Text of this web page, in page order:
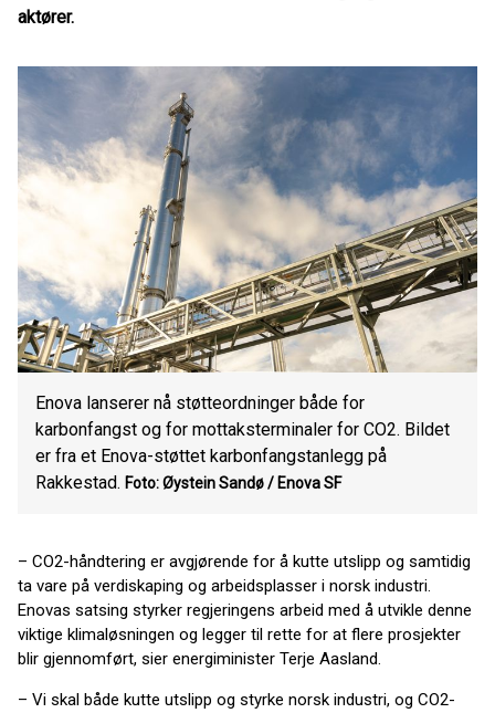
aktører.
Enova lanserer nå støtteordninger både for
karbonfangst og for mottaksterminaler for CO2. Bildet
er fra et Enova-støttet karbonfangstanlegg på
Rakkestad. Foto: Øystein Sandø / Enova SF
– CO2-håndtering er avgjørende for å kutte utslipp og samtidig
ta vare på verdiskaping og arbeidsplasser i norsk industri.
Enovas satsing styrker regjeringens arbeid med å utvikle denne
viktige klimaløsningen og legger til rette for at flere prosjekter
blir gjennomført, sier energiminister Terje Aasland.
– Vi skal både kutte utslipp og styrke norsk industri, og CO2-